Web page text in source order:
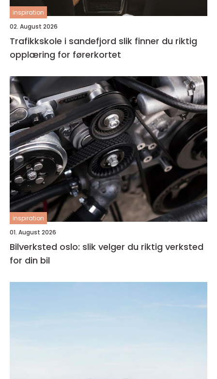
inspiration
02. August 2026
Trafikkskole i sandefjord slik finner du riktig
opplæring for førerkortet
inspiration
01. August 2026
Bilverksted oslo: slik velger du riktig verksted
for din bil